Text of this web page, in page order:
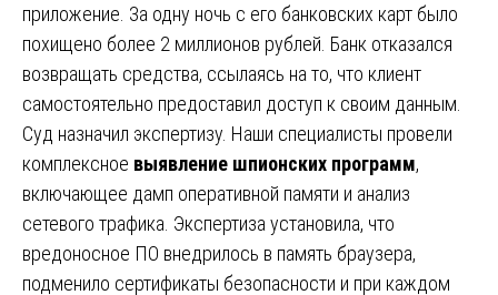
приложение. За одну ночь с его банковских карт было
похищено более 2 миллионов рублей. Банк отказался
возвращать средства, ссылаясь на то, что клиент
самостоятельно предоставил доступ к своим данным.
Суд назначил экспертизу. Наши специалисты провели
комплексное выявление шпионских программ,
включающее дамп оперативной памяти и анализ
сетевого трафика. Экспертиза установила, что
вредоносное ПО внедрилось в память браузера,
подменило сертификаты безопасности и при каждом